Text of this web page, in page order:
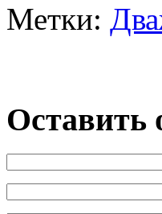
Метки:
Оставить